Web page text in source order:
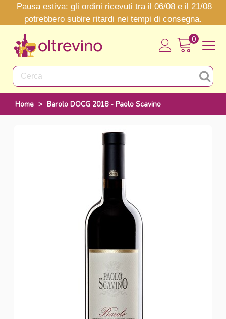
Pausa estiva: gli ordini ricevuti tra il 06/08 e il 21/08
potrebbero subire ritardi nei tempi di consegna.
0
Home > Barolo DOCG 2018 - Paolo Scavino